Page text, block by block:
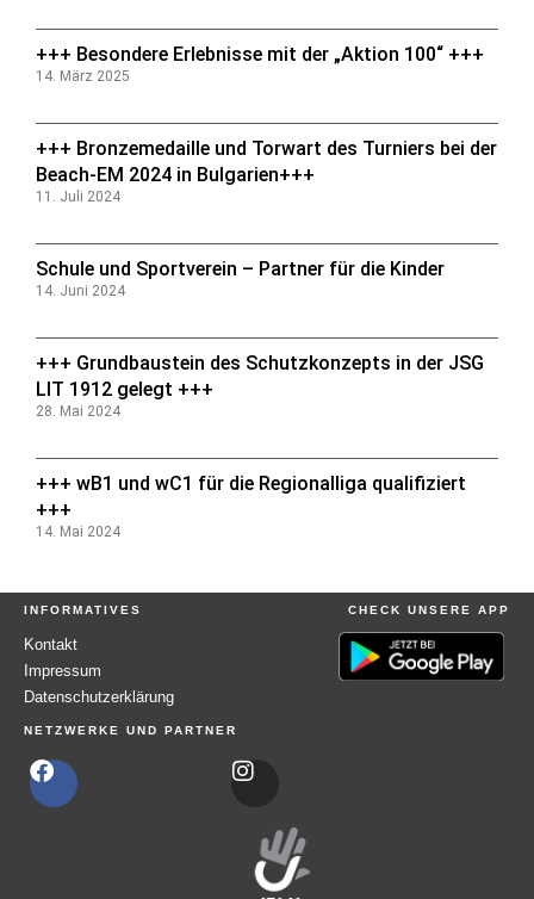
+++ Besondere Erlebnisse mit der „Aktion 100“ +++
14. März 2025
+++ Bronzemedaille und Torwart des Turniers bei der
Beach-EM 2024 in Bulgarien+++
11. Juli 2024
Schule und Sportverein – Partner für die Kinder
14. Juni 2024
+++ Grundbaustein des Schutzkonzepts in der JSG
LIT 1912 gelegt +++
28. Mai 2024
+++ wB1 und wC1 für die Regionalliga qualifiziert
+++
14. Mai 2024
INFORMATIVES
Kontakt
Impressum
Datenschutzerklärung
CHECK UNSERE APP
NETZWERKE UND PARTNER
F
t
a
g